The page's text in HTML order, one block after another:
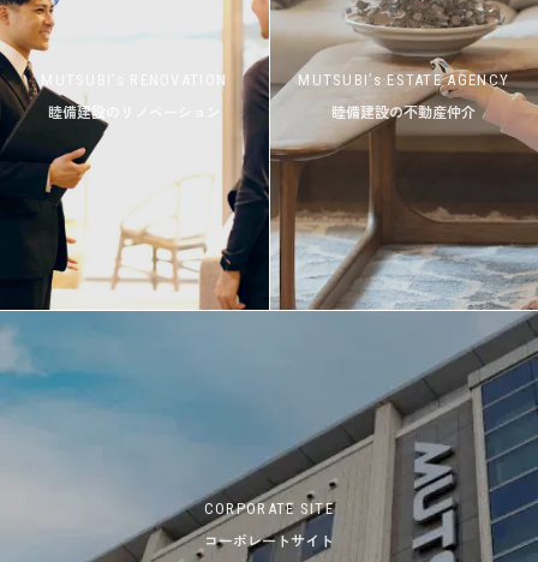
MUTSUBI’s RENOVATION
睦備建設のリノベーション
MUTSUBI’s ESTATE AGENCY
睦備建設の不動産仲介
CORPORATE SITE
コーポレートサイト